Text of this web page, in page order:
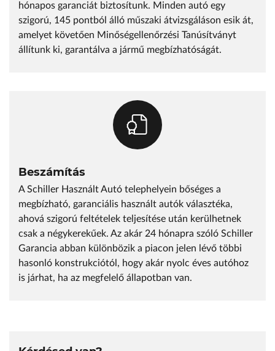
hónapos garanciát biztosítunk. Minden autó egy
szigorú, 145 pontból álló műszaki átvizsgáláson esik át,
amelyet követően Minőségellenőrzési Tanúsítványt
állítunk ki, garantálva a jármű megbízhatóságát.
Beszámítás
A Schiller Használt Autó telephelyein bőséges a
megbízható, garanciális használt autók választéka,
ahová szigorú feltételek teljesítése után kerülhetnek
csak a négykerekűek. Az akár 24 hónapra szóló Schiller
Garancia abban különbözik a piacon jelen lévő többi
hasonló konstrukciótól, hogy akár nyolc éves autóhoz
is járhat, ha az megfelelő állapotban van.